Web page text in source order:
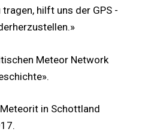
hilft uns der GPS -
Meteor Network
in Schottland